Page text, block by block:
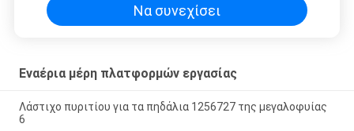
Να συνεχίσει
Εναέρια μέρη πλατφορμών εργασίας
Λάστιχο πυριτίου για τα πηδάλια 1256727 της μεγαλοφυίας
6